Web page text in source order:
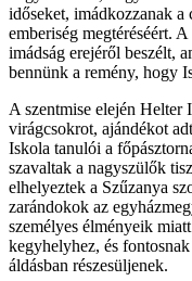
időseket, imádkozzanak a
emberiség megtéréséért.
imádság erejéről beszélt,
bennünk a remény, hogy
A szentmise elején Helter
virágcsokrot, ajándékot
Iskola tanulói a
szavaltak a nagyszülők
elhelyeztek a Szűzanya
zarándokok az
személyes élményeik
kegyhelyhez, és
áldásban részesüljenek.